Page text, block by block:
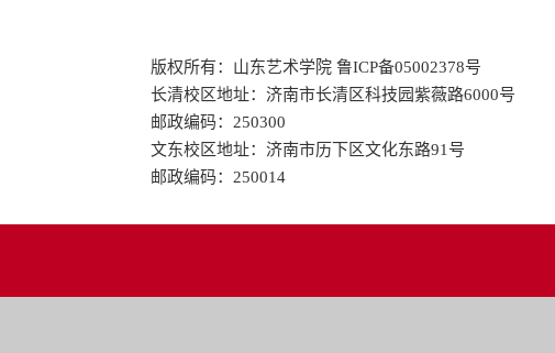
版权所有：山东艺术学院 鲁ICP备05002378号
长清校区地址：济南市长清区科技园紫薇路6000号
邮政编码：250300
文东校区地址：济南市历下区文化东路91号
邮政编码：250014